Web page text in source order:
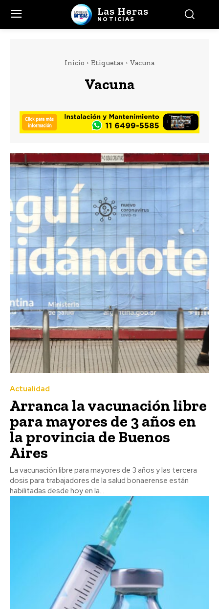
Las Heras
NOTICIAS
Inicio Etiquetas Vacuna
Vacuna
Actualidad
Arranca la vacunación libre
para mayores de 3 años en
la provincia de Buenos
Aires
La vacunación libre para mayores de 3 años y las tercera
dosis para trabajadores de la salud bonaerense están
habilitadas desde hoy en la...